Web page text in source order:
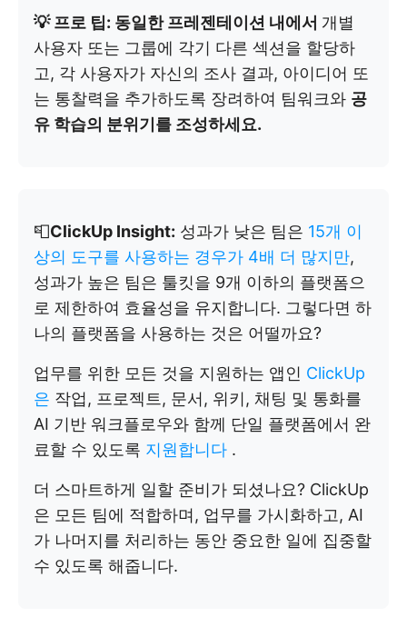
💡 프로 팁: 동일한 프레젠테이션 내에서 개별
사용자 또는 그룹에 각기 다른 섹션을 할당하
고, 각 사용자가 자신의 조사 결과, 아이디어 또
는 통찰력을 추가하도록 장려하여 팀워크와 공
유 학습의 분위기를 조성하세요.
📮ClickUp Insight: 성과가 낮은 팀은 15개 이
상의 도구를 사용하는 경우가 4배 더 많지만,
성과가 높은 팀은 툴킷을 9개 이하의 플랫폼으
로 제한하여 효율성을 유지합니다. 그렇다면 하
나의 플랫폼을 사용하는 것은 어떨까요?
업무를 위한 모든 것을 지원하는 앱인 ClickUp
은 작업, 프로젝트, 문서, 위키, 채팅 및 통화를
AI 기반 워크플로우와 함께 단일 플랫폼에서 완
료할 수 있도록 지원합니다 .
더 스마트하게 일할 준비가 되셨나요? ClickUp
은 모든 팀에 적합하며, 업무를 가시화하고, AI
가 나머지를 처리하는 동안 중요한 일에 집중할
수 있도록 해줍니다.